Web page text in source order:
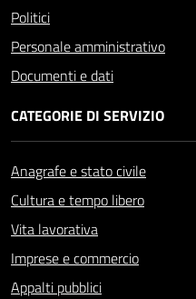
Politici
Personale amministrativo
Documenti e dati
CATEGORIE DI SERVIZIO
Anagrafe e stato civile
Cultura e tempo libero
Vita lavorativa
Imprese e commercio
Appalti pubblici